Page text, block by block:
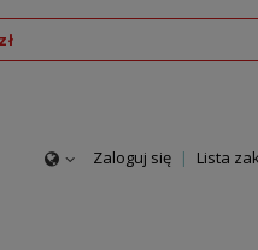
Zaloguj się Lista